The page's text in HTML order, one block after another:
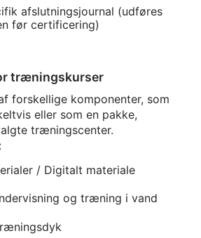
afslutningsjournal (udføres
før certificering)
træningskurser
forskellige komponenter, som
eller som en pakke,
træningscenter.
/ Digitalt materiale
og træning i vand